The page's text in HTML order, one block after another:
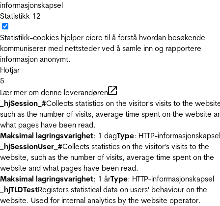
informasjonskapsel
Statistikk 12
Statistikk-cookies hjelper eiere til å forstå hvordan besøkende
kommuniserer med nettsteder ved å samle inn og rapportere
informasjon anonymt.
Hotjar
5
Lær mer om denne leverandøren
_hjSession_#Collects statistics on the visitor's visits to the
such as the number of visits, average time spent on the website
what pages have been read.
Maksimal lagringsvarighet: 1 dagType: HTTP-informasjonskapsel
_hjSessionUser_#Collects statistics on the visitor's visits to the
website, such as the number of visits, average time spent on the
website and what pages have been read.
Maksimal lagringsvarighet: 1 årType: HTTP-informasjonskapsel
_hjTLDTestRegisters statistical data on users' behaviour on the
website. Used for internal analytics by the website operator.